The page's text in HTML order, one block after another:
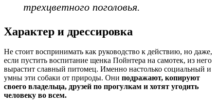
трехцветного поголовья.
Характер и дрессировка
Не стоит воспринимать как руководство к действию, но даже,
если пустить воспитание щенка Пойнтера на самотек, из него
вырастит славный питомец. Именно настолько социальный и
умны эти собаки от природы. Они подражают, копируют
своего владельца, друзей по прогулкам и хотят угодить
человеку во всем.